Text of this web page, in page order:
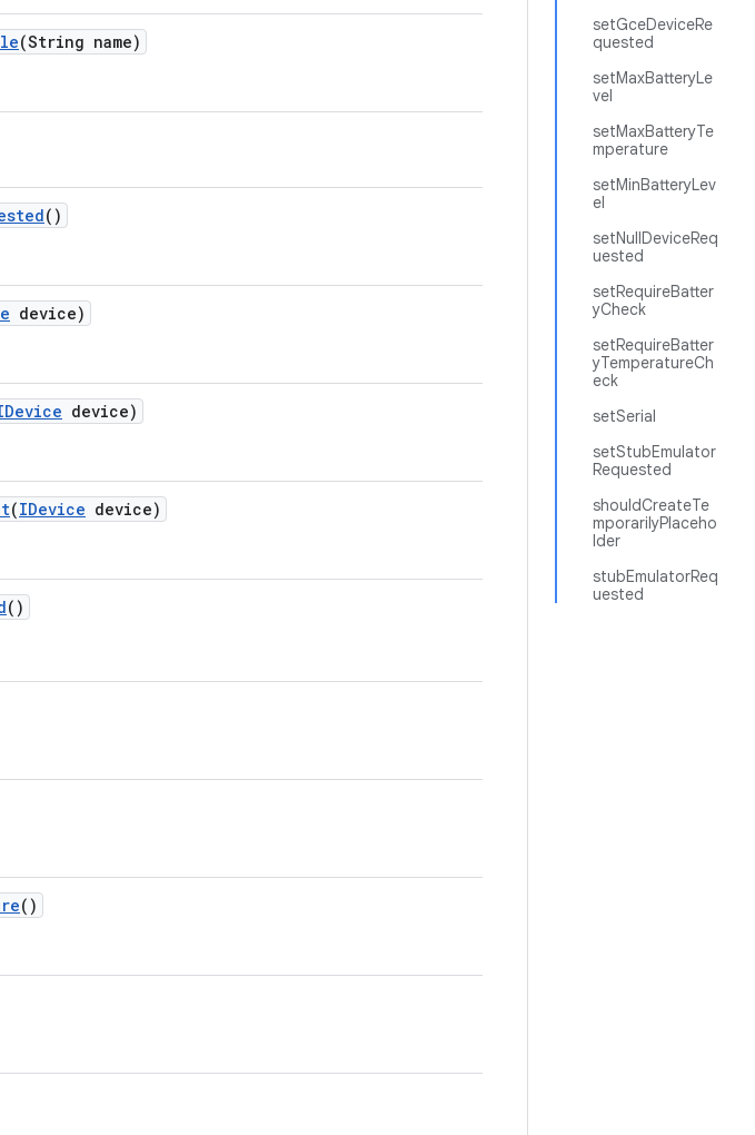
setGceDeviceRe
quested
setMaxBatteryLe
vel
setMaxBatteryTe
mperature
setMinBatteryLev
el
setNullDeviceReq
uested
setRequireBatter
yCheck
setRequireBatter
yTemperatureCh
eck
setSerial
setStubEmulator
Requested
shouldCreateTe
mporarilyPlaceho
lder
stubEmulatorReq
uested
(String name)
()
device)
device)
(IDevice device)
()
()